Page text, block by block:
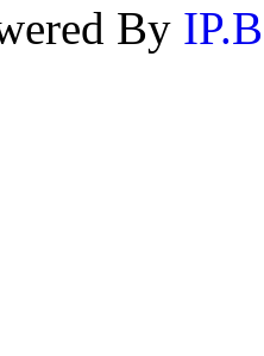
By